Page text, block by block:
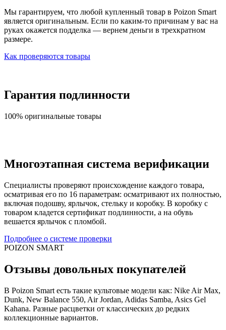
Мы гарантируем, что любой купленный товар в Poizon Smart
является оригинальным. Если по каким-то причинам у вас на
руках окажется подделка — вернем деньги в трехкратном
размере.
Как проверяются товары
Гарантия подлинности
100% оригинальные товары
Многоэтапная система верификации
Специалисты проверяют происхождение каждого товара,
осматривая его по 16 параметрам: осматривают их полностью,
включая подошву, ярлычок, стельку и коробку. В коробку с
товаром кладется сертификат подлинности, а на обувь
вешается ярлычок с пломбой.
Подробнее о системе проверки
POIZON SMART
Отзывы довольных покупателей
В Poizon Smart есть такие культовые модели как: Nike Air Max,
Dunk, New Balance 550, Air Jordan, Adidas Samba, Asics Gel
Kahana. Разные расцветки от классических до редких
коллекционные вариантов.